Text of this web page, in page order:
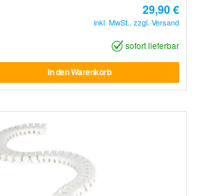
29,90 €
inkl. MwSt., zzgl. Versand
sofort lieferbar
In den Warenkorb